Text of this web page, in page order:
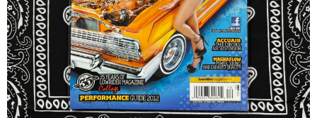
コーチジャケット
スウェット＆フーディ
パンツ
ヘッドギア